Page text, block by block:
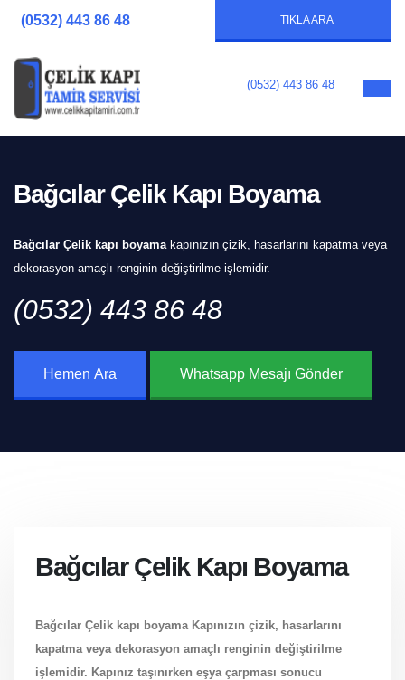
(0532) 443 86 48 TIKLA ARA
(0532) 443 86 48
Bağcılar Çelik Kapı Boyama
Bağcılar Çelik kapı boyamakapınızın çizik, hasarlarını kapatma veya
dekorasyon amaçlı renginin değiştirilme işlemidir.
(0532) 443 86 48
Hemen Ara Whatsapp Mesajı Gönder
Bağcılar Çelik Kapı Boyama
Bağcılar Çelik kapı boyama Kapınızın çizik, hasarlarını
kapatma veya dekorasyon amaçlı renginin değiştirilme
işlemidir. Kapınız taşınırken eşya çarpması sonucu